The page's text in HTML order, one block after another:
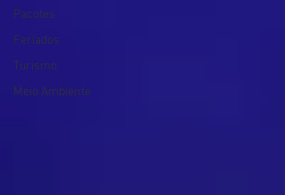
Pacotes
Feriados
Turismo
Meio Ambiente